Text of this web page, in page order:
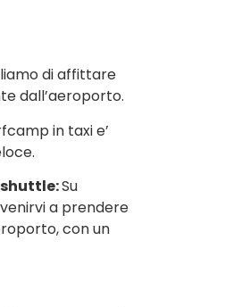
di affittare
dall’aeroporto.
in taxi e’
Su
a prendere
con un